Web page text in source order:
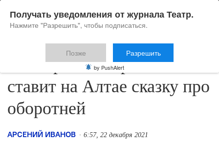
Виктория Печерникова
ставит на Алтае сказку про
оборотней
АРСЕНИЙ ИВАНОВ 6:57, 22 декабря 2021
Получать уведомления от журнала Театр.
Нажмите "Разрешить", чтобы подписаться.
Позже Разрешить
by PushAlert